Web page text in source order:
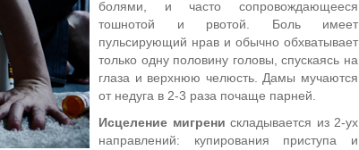
болями, и часто сопровождающееся
тошнотой и рвотой. Боль имеет
пульсирующий нрав и обычно обхватывает
только одну половину головы, спускаясь на
глаза и верхнюю челюсть. Дамы мучаются
от недуга в 2-3 раза почаще парней.
Исцеление мигрени складывается из 2-ух
направлений: купирования приступа и